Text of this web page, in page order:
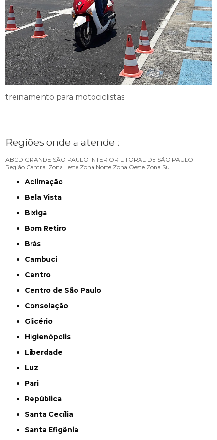
treinamento para motociclistas
Regiões onde a atende :
ABCD GRANDE SÃO PAULO INTERIOR LITORAL DE SÃO PAULO
Região Central Zona Leste Zona Norte Zona Oeste Zona Sul
Aclimação
Bela Vista
Bixiga
Bom Retiro
Brás
Cambuci
Centro
Centro de São Paulo
Consolação
Glicério
Higienópolis
Liberdade
Luz
Pari
República
Santa Cecília
Santa Efigênia